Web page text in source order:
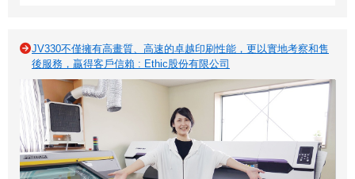
JV330不僅擁有高畫質、高速的卓越印刷性能，更以實地考察和售
後服務，贏得客戶信賴 : Ethic股份有限公司